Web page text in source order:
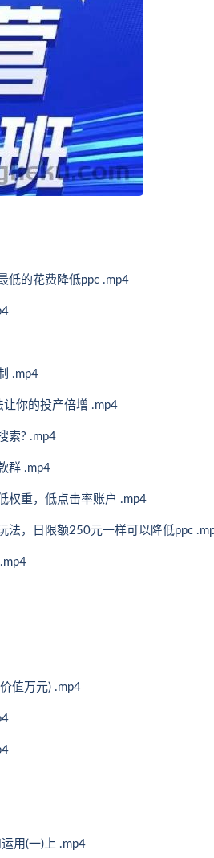
低的花费降低ppc .mp4
.mp4
你的投产倍增 .mp4
索? .mp4
群 .mp4
权重，低点击率账户 .mp4
法，日限额250元一样可以降低ppc
值万元) .mp4
用(一)上 .mp4